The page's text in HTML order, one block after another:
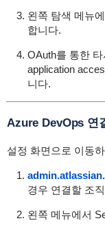
왼쪽 탐색 메뉴
합니다.
OAuth를 통한
application
니다.
Azure DevOps 연
설정 화면으로 이동
경우 연결할 조
왼쪽 메뉴에서